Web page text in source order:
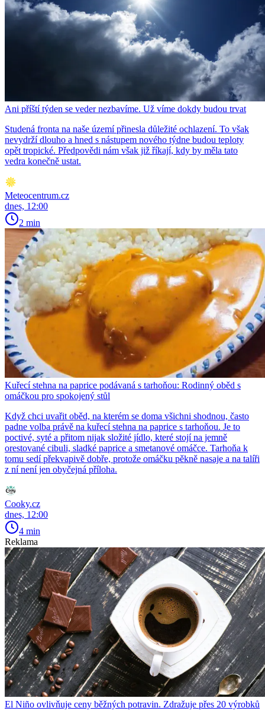
Ani příští týden se veder nezbavíme. Už víme dokdy budou trvat
Studená fronta na naše území přinesla důležité ochlazení. To však
nevydrží dlouho a hned s nástupem nového týdne budou teploty
opět tropické. Předpovědi nám však již říkají, kdy by měla tato
vedra konečně ustat.
Meteocentrum.cz
dnes, 12:00
2 min
Kuřecí stehna na paprice podávaná s tarhoňou: Rodinný oběd s
omáčkou pro spokojený stůl
Když chci uvařit oběd, na kterém se doma všichni shodnou, často
padne volba právě na kuřecí stehna na paprice s tarhoňou. Je to
poctivé, syté a přitom nijak složité jídlo, které stojí na jemně
orestované cibuli, sladké paprice a smetanové omáčce. Tarhoňa k
tomu sedí překvapivě dobře, protože omáčku pěkně nasaje a na talíři
z ní není jen obyčejná příloha.
Cooky.cz
dnes, 12:00
4 min
Reklama
El Niño ovlivňuje ceny běžných potravin. Zdražuje přes 20 výrobků